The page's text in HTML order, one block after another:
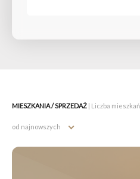
MIESZKANIA / SPRZEDAŻ | Liczba
od najnowszych